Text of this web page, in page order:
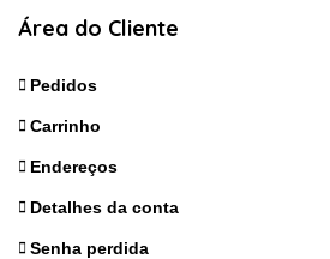
Área do Cliente
Pedidos
Carrinho
Endereços
Detalhes da conta
Senha perdida